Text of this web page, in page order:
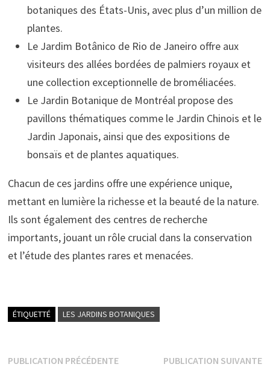
botaniques des États-Unis, avec plus d’un million de
plantes.
Le Jardim Botânico de Rio de Janeiro offre aux
visiteurs des allées bordées de palmiers royaux et
une collection exceptionnelle de broméliacées.
Le Jardin Botanique de Montréal propose des
pavillons thématiques comme le Jardin Chinois et le
Jardin Japonais, ainsi que des expositions de
bonsaïs et de plantes aquatiques.
Chacun de ces jardins offre une expérience unique,
mettant en lumière la richesse et la beauté de la nature.
Ils sont également des centres de recherche
importants, jouant un rôle crucial dans la conservation
et l’étude des plantes rares et menacées.
ÉTIQUETTÉ LES JARDINS BOTANIQUES
Navigation
PUBLICATION PRÉCÉDENTEPublicationPUBLICATION SUIVANTE